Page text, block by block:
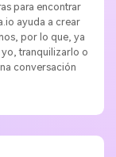
para encontrar
ayuda a crear
por lo que, ya
tranquilizarlo o
conversación